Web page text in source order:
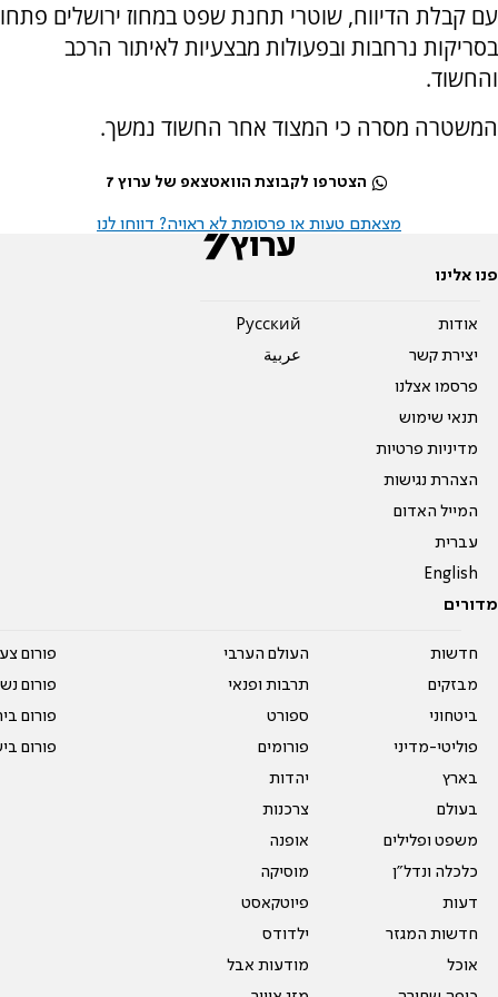
עם קבלת הדיווח, שוטרי תחנת שפט במחוז ירושלים פתחו
בסריקות נרחבות ובפעולות מבצעיות לאיתור הרכב
והחשוד.
המשטרה מסרה כי המצוד אחר החשוד נמשך.
הצטרפו לקבוצת הוואטצאפ של ערוץ 7
מצאתם טעות או פרסומת לא ראויה? דווחו לנו
פנו אלינו
אודות
יצירת קשר
פרסמו אצלנו
תנאי שימוש
מדיניות פרטיות
הצהרת נגישות
המייל האדום
עברית
English
Pусский
عربية
מדורים
חדשות
מבזקים
ביטחוני
פוליטי-מדיני
בארץ
בעולם
משפט ופלילים
כלכלה ונדל"ן
דעות
חדשות המגזר
אוכל
העולם הערבי
תרבות ופנאי
ספורט
פורומים
יהדות
צרכנות
אופנה
מוסיקה
פיוטקאסט
ילדודס
מודעות אבל
פורום
פורום
פורום
פורום